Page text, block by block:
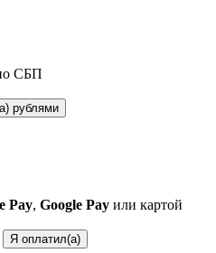
СБП
рублями
Pay, Google Pay или картой
Я оплатил(а)